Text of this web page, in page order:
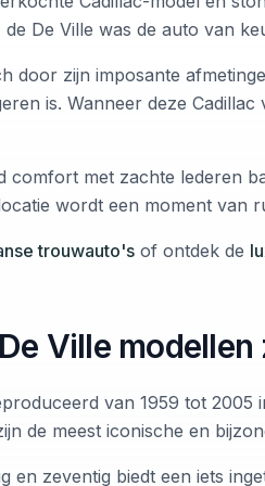
De Ville was de auto van
door zijn imposante
is. Wanneer deze
comfort met zachte lederen
wordt een moment van
trouwauto's of ontdek de
Ville
van 1959 tot
de meest iconische en
en zeventig biedt een iets